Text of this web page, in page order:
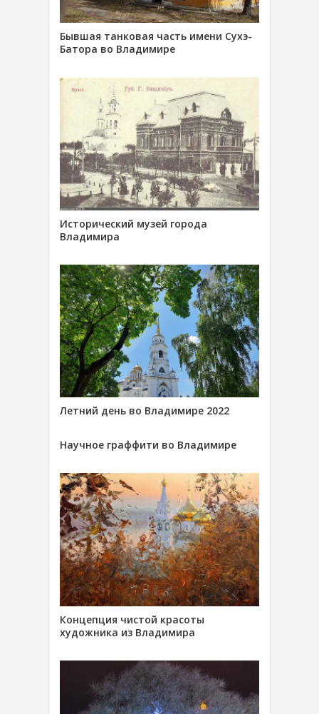
Бывшая танковая часть имени Сухэ-
Батора во Владимире
Исторический музей города
Владимира
Летний день во Владимире 2022
Научное граффити во Владимире
Концепция чистой красоты
художника из Владимира